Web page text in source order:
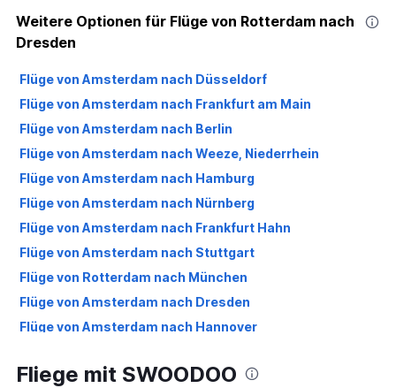
Weitere Optionen für Flüge von Rotterdam nach
Dresden
Flüge von Amsterdam nach Düsseldorf
Flüge von Amsterdam nach Frankfurt am Main
Flüge von Amsterdam nach Berlin
Flüge von Amsterdam nach Weeze, Niederrhein
Flüge von Amsterdam nach Hamburg
Flüge von Amsterdam nach Nürnberg
Flüge von Amsterdam nach Frankfurt Hahn
Flüge von Amsterdam nach Stuttgart
Flüge von Rotterdam nach München
Flüge von Amsterdam nach Dresden
Flüge von Amsterdam nach Hannover
Flüge von Rotterdam nach Berlin
Fliege mit SWOODOO